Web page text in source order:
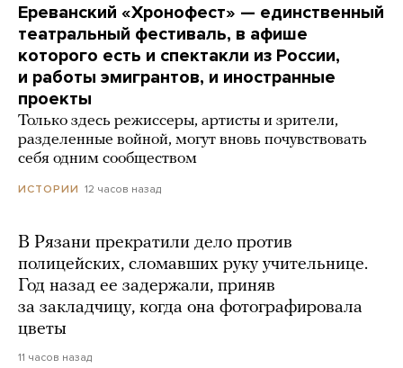
Ереванский «Хронофест» — единственный
театральный фестиваль, в афише
которого есть и спектакли из России,
и работы эмигрантов, и иностранные
проекты
Только здесь режиссеры, артисты и зрители,
разделенные войной, могут вновь почувствовать
себя одним сообществом
ИСТОРИИ 12 часов назад
В Рязани прекратили дело против
полицейских, сломавших руку учительнице.
Год назад ее задержали, приняв
за закладчицу, когда она фотографировала
цветы
11 часов назад